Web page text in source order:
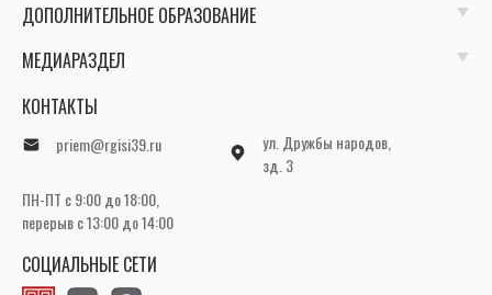
ДОПОЛНИТЕЛЬНОЕ ОБРАЗОВАНИЕ
МЕДИАРАЗДЕЛ
КОНТАКТЫ
priem@rgisi39.ru
ул. Дружбы народов,
зд. 3
ПН-ПТ с 9:00 до 18:00,
перерыв с 13:00 до 14:00
СОЦИАЛЬНЫЕ СЕТИ